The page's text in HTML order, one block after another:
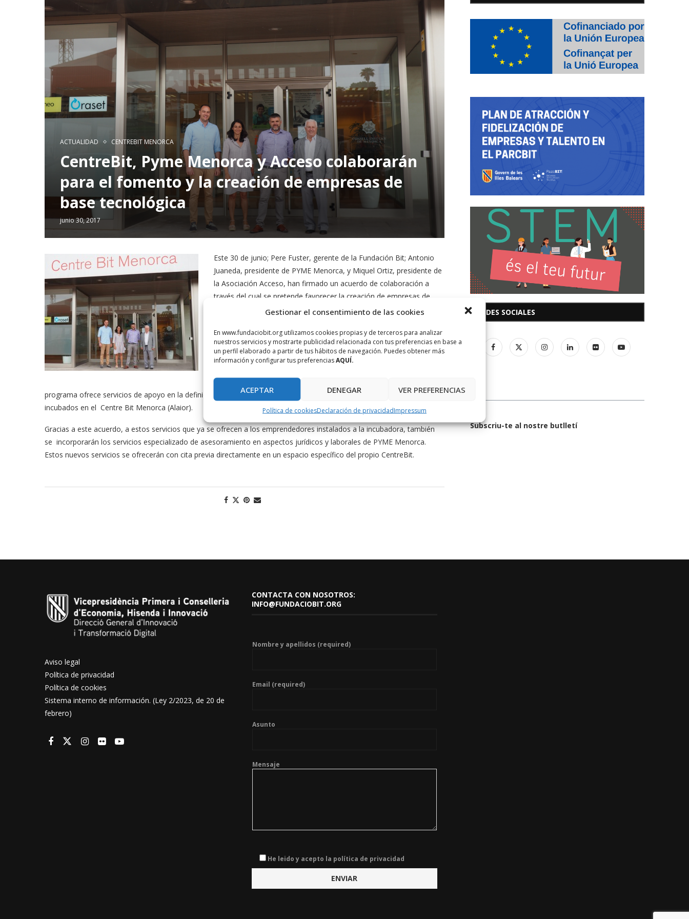
Gestionar el consentimiento de las cookies
En www.fundaciobit.org utilizamos cookies propias y de terceros para analizar
nuestros servicios y mostrarte publicidad relacionada con tus preferencias en base a
un perfil elaborado a partir de tus hábitos de navegación. Puedes obtener más
información y configurar tus preferenciasAQUÍ.
ACEPTAR DENEGAR VER PREFERENCIAS
Política de cookiesDeclaración de privacidadImpressum
ACTUALIDAD CENTREBIT MENORCA
CentreBit, Pyme Menorca y Acceso colaborarán
para el fomento y la creación de empresas de
base tecnológica
junio 30, 2017
Este 30 de junio; Pere Fuster, gerente de la Fundación Bit; Antonio
Juaneda, presidente de PYME Menorca, y Miquel Ortiz, presidente de
la Asociación Acceso, han firmado un acuerdo de colaboración a
través del cual se pretende favorecer la creación de empresas de
base tecnológica a través del programa #EMPRENBIT del CentreBit
El programa #EMPRENBIT es una iniciativa de la Fundación Bit a
través de la cual se ofrece servicio de asesoramiento e
ideas y modelos de negocio basados en el conocimiento. El
programa ofrece servicios de apoyo en la definición y validación de modelos de negocio innovadores a emprendedores
incubados en el Centre Bit Menorca (Alaior).
Gracias a este acuerdo, a estos servicios que ya se ofrecen a los emprendedores instalados a la incubadora, también
se incorporarán los servicios especializado de asesoramiento en aspectos jurídicos y laborales de PYME Menorca.
Estos nuevos servicios se ofrecerán con cita previa directamente en un espacio específico del propio CentreBit.
REDES SOCIALES
Subscriu-te al nostre butlletí
Aviso legal
Política de privacidad
Política de cookies
Sistema interno de información. (Ley 2/2023, de 20 de
febrero)
CONTACTA CON NOSOTROS:
INFO@FUNDACIOBIT.ORG
Nombre y apellidos (required)
Email (required)
Asunto
Mensaje
He leido y acepto la política de privacidad